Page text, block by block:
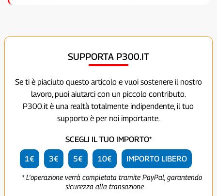
SUPPORTA P300.IT
Se ti è piaciuto questo articolo e vuoi sostenere il nostro
lavoro, puoi aiutarci con un piccolo contributo.
P300.it è una realtà totalmente indipendente, il tuo
supporto è per noi importante.
SCEGLI IL TUO IMPORTO*
1€ 3€ 5€ 10€ IMPORTO LIBERO
* L'operazione verrà completata tramite PayPal, garantendo
sicurezza alla transazione